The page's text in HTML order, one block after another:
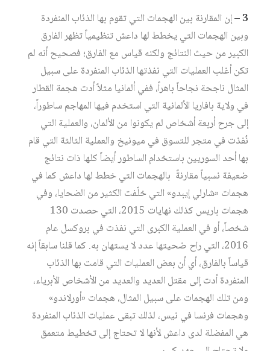
3 –
إن المقارنة بين الهجمات التي تقوم بها الذئاب المنفردة
وبين الهجمات التي يخطط لها داعش تنظيمياً تظهر الفارق
الكبير من حيث النتائج ولكنه قياس مع الفارق؛ فصحيح أنه لم
تكن أغلب العمليات التي نفذتها الذئاب المنفردة على سبيل
المثال ناجحة نجاحاً باهراً، ففي ألمانيا مثلاً أدت هجمة القطار
في ولاية بافاريا الألمانية التي استخدم فيها المهاجم ساطوراً،
إلى جرح أربعة أشخاص لم يكونوا من الألمان، والعملية التي
نُفذت في متجر للتسوق في ميونيخ والعملية الثالثة التي قام
بها أحد السوريين باستخدام الساطور أيضاً كلها ذات نتائج
ضعيفة نسبياً مقارنةً بالهجمات التي خطط لها داعش كما في
هجمات «شارلي إيبدو» التي خلّفت الكثير من الضحايا، وفي
هجمات باريس كذلك نهايات 2015، التي حصدت 130
شخصاً، أو في العملية الكبرى التي نفذت في بروكسل عام
2016، التي راح ضحيتها عدد لا يستهان به. كما قلنا سابقاً إنه
قياساً بالفارق، أي أن بعض العمليات التي قامت بها الذئاب
المنفردة أدت إلى مقتل العديد والعديد من الأشخاص الأبرياء،
ومن تلك الهجمات على سبيل المثال، هجمات «أورلاندو»
وهجمات فرنسا في نيس، لذلك تبقى عمليات الذئاب المنفردة
هي المفضلة لدى داعش لأنها لا تحتاج إلى تخطيط متعمق